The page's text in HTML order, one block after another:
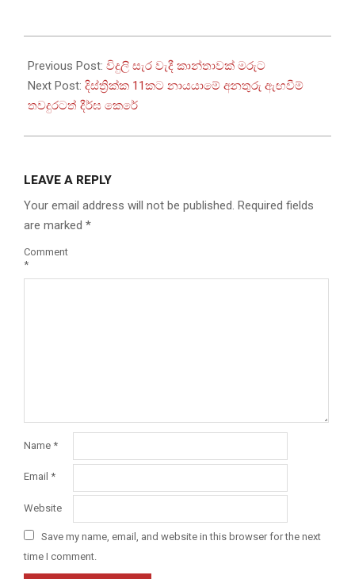
05-
14
Previous Post: විදුලි සැර වැදී කාන්තාවක් මරුට
Next Post: දිස්ත්‍රික්ක 11කට නායයාමේ අනතුරු ඇඟවීම්
තවදුරටත් දීර්ඝ කෙරේ
LEAVE A REPLY
Your email address will not be published. Required fields
are marked *
Comment
*
Name *
Email *
Website
Save my name, email, and website in this browser for the next
time I comment.